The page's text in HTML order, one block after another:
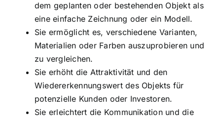
dem geplanten oder bestehenden Objekt als
eine einfache Zeichnung oder ein Modell.
Sie ermöglicht es, verschiedene Varianten,
Materialien oder Farben auszuprobieren und
zu vergleichen.
Sie erhöht die Attraktivität und den
Wiedererkennungswert des Objekts für
potenzielle Kunden oder Investoren.
Sie erleichtert die Kommunikation und die